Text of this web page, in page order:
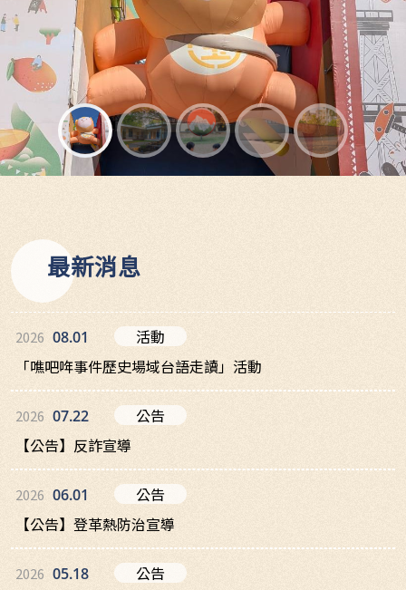
最新消息
2026 08.01
活動
「噍吧哖事件歷史場域台語走讀」活動
2026 07.22
公告
【公告】反詐宣導
2026 06.01
公告
【公告】登革熱防治宣導
2026 05.18
公告